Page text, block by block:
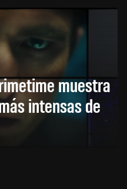
muestra
intensas de